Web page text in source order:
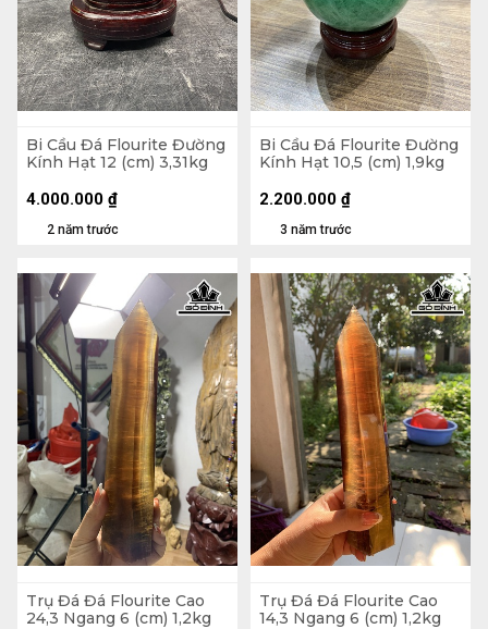
Bi Cầu Đá Flourite Đường
Kính Hạt 12 (cm) 3,31kg
2 năm trước
4.000.000 ₫
Bi Cầu Đá Flourite Đường
Kính Hạt 10,5 (cm) 1,9kg
3 năm trước
2.200.000 ₫
Trụ Đá Đá Flourite Cao
24,3 Ngang 6 (cm) 1,2kg
Trụ Đá Đá Flourite Cao
14,3 Ngang 6 (cm) 1,2kg